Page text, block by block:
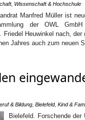
, Wissenschaft & Hochschule
Manfred Müller ist
der OWL
Friedel Heuwinkel nach,
Jahres auch zum neuen
& Bildung Bielefeld, Kind &
Bielefeld. Forschende der